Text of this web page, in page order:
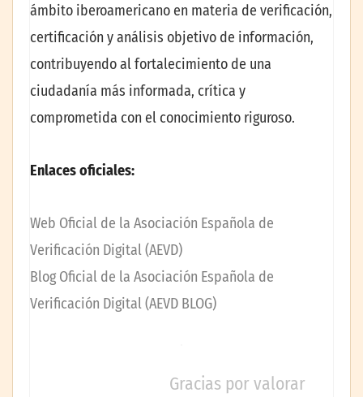
ámbito iberoamericano en materia de verificación,
certificación y análisis objetivo de información,
contribuyendo al fortalecimiento de una
ciudadanía más informada, crítica y
comprometida con el conocimiento riguroso.
Enlaces oficiales:
Web Oficial de la Asociación Española de
Verificación Digital (AEVD)
Blog Oficial de la Asociación Española de
Verificación Digital (AEVD BLOG)
Gracias por valorar